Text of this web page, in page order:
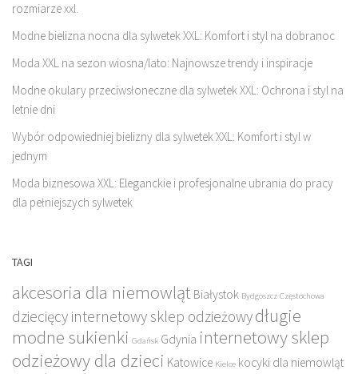
rozmiarze xxl.
Modne bielizna nocna dla sylwetek XXL: Komfort i styl na dobranoc
Moda XXL na sezon wiosna/lato: Najnowsze trendy i inspiracje
Modne okulary przeciwsłoneczne dla sylwetek XXL: Ochrona i styl na
letnie dni
Wybór odpowiedniej bielizny dla sylwetek XXL: Komfort i styl w
jednym
Moda biznesowa XXL: Eleganckie i profesjonalne ubrania do pracy
dla pełniejszych sylwetek
TAGI
akcesoria dla niemowląt Białystok Bydgoszcz Częstochowa
dziecięcy internetowy sklep odzieżowydługie
modne sukienki Gdańsk Gdynia internetowy sklep
odzieżowy dla dzieci Katowice Kielce kocyki dla niemowląt